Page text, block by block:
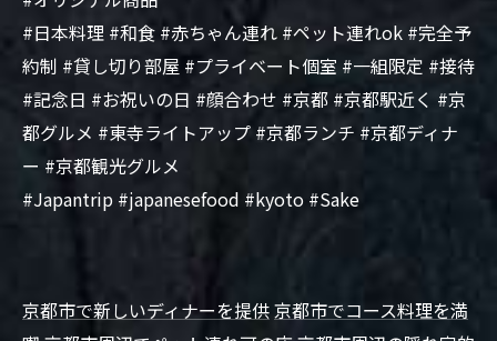
#日本料理 #和食 #赤ちゃん連れ #ペット連れok #完全予
約制 #貸し切り部屋 #プライベート個室 #一組限定 #接待
#記念日 #お祝いの日 #顔合わせ #京都 #京都駅近く #京
都グルメ #東寺ライトアップ #京都ランチ #京都ディナ
ー #京都観光グルメ
#Japantrip #japanesefood #kyoto #Sake
京都市で新しいディナーを提供京都市でコース料理を満